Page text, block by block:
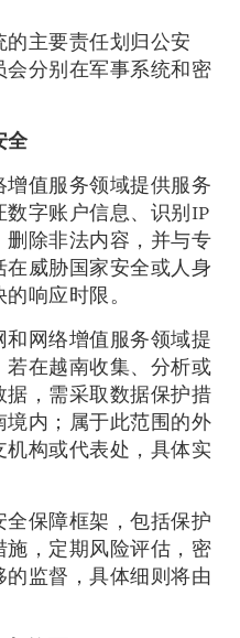
主要责任划归公安
分别在军事系统和密
全
值服务领域提供服务
字账户信息、识别IP
除非法内容，并与专
威胁国家安全或人身
响应时限。
和网络增值服务领域提
在越南收集、分析或
，需采取数据保护措
内；属于此范围的外
机构或代表处，具体实
保障框架，包括保护
，定期风险评估，密
监督，具体细则将由